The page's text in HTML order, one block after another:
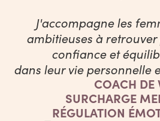
J'accompagne les
ambitieuses à
confiance et
dans leur vie personnelle
COACH DE
SURCHARGE
RÉGULATION